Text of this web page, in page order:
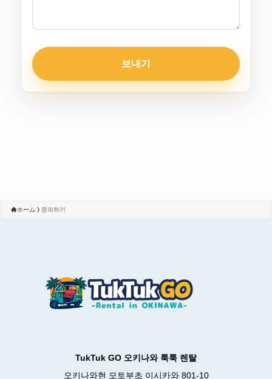
ホーム 문의하기
TukTuk GO 오키나와 툭툭 렌탈
오키나와현 모토부초 이시카와 801-10